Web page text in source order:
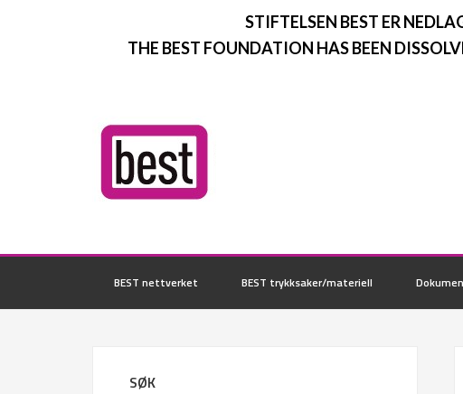
STIFTELSEN BEST ER
THE BEST FOUNDATION HAS BEEN
BEST nettverket BEST trykksaker/materiell
SØK